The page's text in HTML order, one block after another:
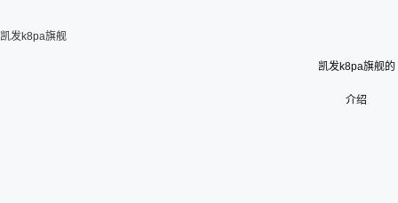
凯发k8pa旗舰
凯发k8pa旗舰的
介绍